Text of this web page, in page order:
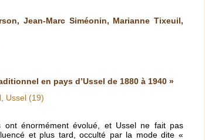
Jean-Marc Siméonin, Marianne Tixeuil,
en pays d’Ussel de 1880 à 1940 »
Ussel (19)
énormément évolué, et Ussel ne fait pas
et plus tard, occulté par la mode dite «